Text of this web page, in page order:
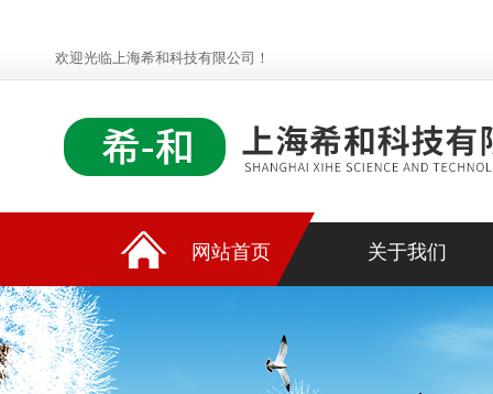
欢迎光临上海希和科技有限公司！
网站首页 关于我们